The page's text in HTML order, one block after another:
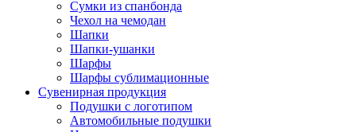
Сумки из спанбонда
Чехол на чемодан
Шапки
Шапки-ушанки
Шарфы
Шарфы сублимационные
Сувенирная продукция
Подушки с логотипом
Автомобильные подушки